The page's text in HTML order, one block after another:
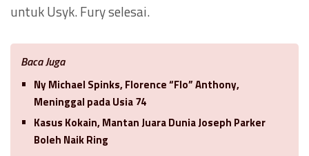
untuk Usyk. Fury selesai.
Baca Juga
Ny Michael Spinks, Florence “Flo” Anthony,
Meninggal pada Usia 74
Kasus Kokain, Mantan Juara Dunia Joseph Parker
Boleh Naik Ring